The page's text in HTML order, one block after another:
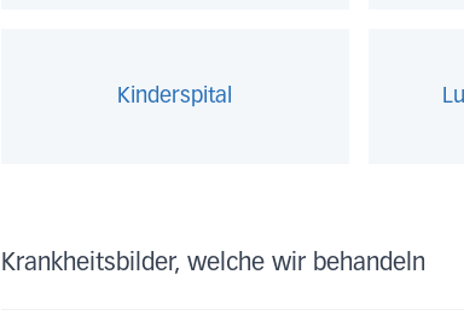
Kinderspital
Krankheitsbilder, welche wir behandeln